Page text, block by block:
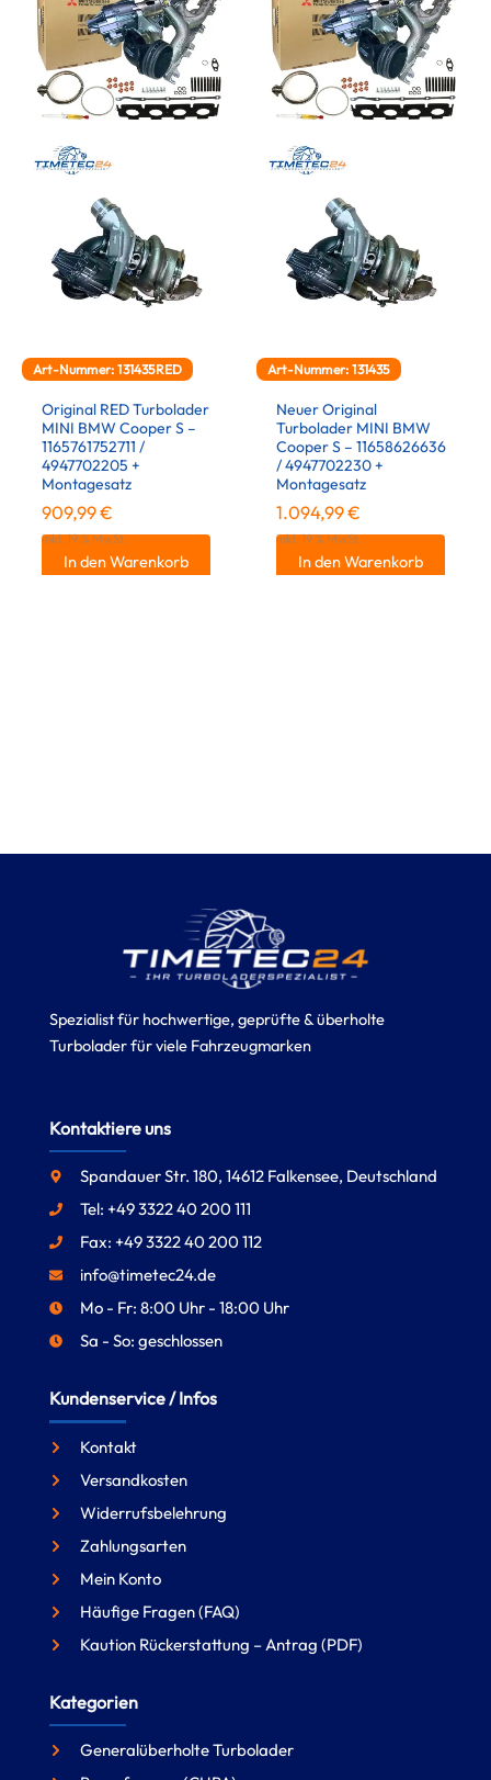
Art-Nummer: 131435RED
Original RED Turbolader
MINI BMW Cooper S –
1165761752711 /
4947702205 +
Montagesatz
909,99€
inkl. 19 % MwSt.
In den Warenkorb
Art-Nummer: 131435
Neuer Original
Turbolader MINI BMW
Cooper S – 11658626636
/ 4947702230 +
Montagesatz
1.094,99€
inkl. 19 % MwSt.
In den Warenkorb
Spezialist für hochwertige, geprüfte & überholte
Turbolader für viele Fahrzeugmarken
Kontaktiere uns
Spandauer Str. 180, 14612 Falkensee, Deutschland
Tel: +49 3322 40 200 111
Fax: +49 3322 40 200 112
info@timetec24.de
Mo - Fr: 8:00 Uhr - 18:00 Uhr
Sa - So: geschlossen
Kundenservice / Infos
Kontakt
Versandkosten
Widerrufsbelehrung
Zahlungsarten
Mein Konto
Häufige Fragen (FAQ)
Kaution Rückerstattung – Antrag (PDF)
Kategorien
Generalüberholte Turbolader